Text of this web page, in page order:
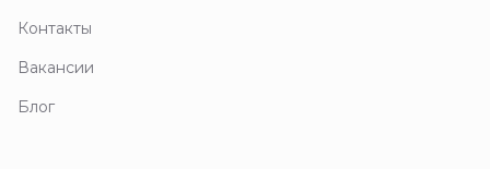
Контакты
Вакансии
Блог